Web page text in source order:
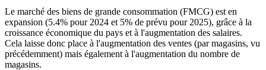
Le marché des biens de grande consommation (FMCG) est en
expansion (5.4% pour 2024 et 5% de prévu pour 2025), grâce à la
croissance économique du pays et à l'augmentation des salaires.
Cela laisse donc place à l'augmentation des ventes (par magasins, vu
précédemment) mais également à l'augmentation du nombre de
magasins.